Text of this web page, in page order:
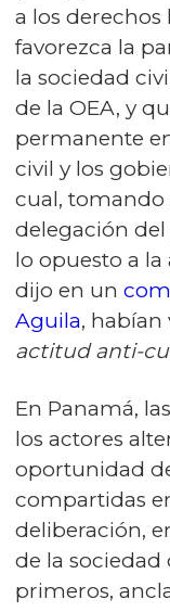
a los
favorezca la
la sociedad
de la OEA, y
permanente
civil y los
cual, tomando
delegación
lo opuesto a
dijo en un
Aguila, habían
actitud anti-
En Panamá,
los actores
oportunidad
compartidas
deliberación,
de la sociedad
primeros,